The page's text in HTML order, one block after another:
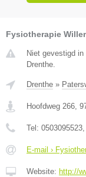
Fysiotherapie
Niet gevestigd
Drenthe.
Drenthe »
Hoofdweg 266,
Tel: 0503095523
E-mail ›
Website: http://